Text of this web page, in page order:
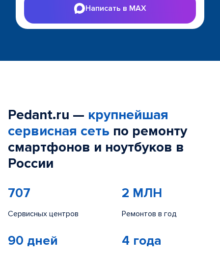
Написать в MAX
Pedant.ru — крупнейшая
сервисная сеть по ремонту
смартфонов и ноутбуков в
России
707
Сервисных центров
2 МЛН
Ремонтов в год
90 дней 4 года